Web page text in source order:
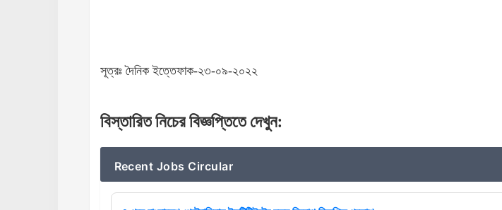
সূত্রঃ দৈনিক ইত্তেফাক-২৩-০৯-২০২২
বিস্তারিত নিচের বিজ্ঞপ্তিতে দেখুন:
Recent Jobs Circular